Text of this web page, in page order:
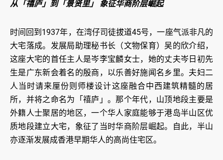
从「禧庐」到「景贤里」 象征华商阶层崛起
时间回到1937年，在湾仔司徒拔道45号，一座气派非凡的
大宅落成。发展局助理秘书长（文物保育）吴的欣介绍，
这座大宅的首任主人是岑李宝麟女士，她的丈夫岑日初先
生是广东新会着名的殷商，以乐善好施闻名乡里。夫妇二
人当时请来厘份则师楼设计这座融合中西建筑精髓的居
所，并将之命名为「禧庐」。那个年代，山顶地段主要是
外籍人士聚居的地区，一个华人家庭能够于港岛半山区优
质地段建立大宅，象征了当时华商阶层崛起。自此，半山
亦逐渐发展成香港早期华人的高尚住宅区。